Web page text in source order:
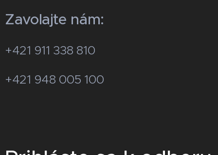
Zavolajte nám:
+421 911 338 810
+421 948 005 100